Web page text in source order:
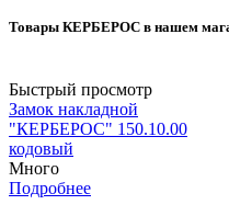
Товары КЕРБЕРОС в нашем
Быстрый просмотр
Замок накладной
"КЕРБЕРОС" 150.10.00
кодовый
Много
Подробнее